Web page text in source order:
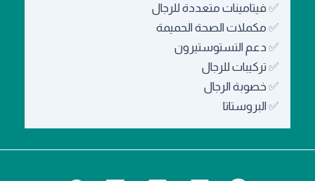
✅فيتامينات متعددة للرجال
✅ مكملات الصحة الحميمة
✅دعم التستوستيرون
✅تركيبات للرجال
✅خصوبة الرجال
✅البروستاتا